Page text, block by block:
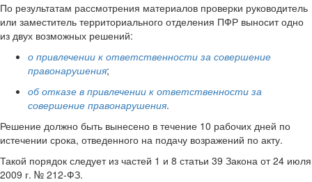
По результатам рассмотрения материалов проверки руководитель
или заместитель территориального отделения ПФР выносит одно
из двух возможных решений:
о привлечении к ответственности за совершение
правонарушения;
об отказе в привлечении к ответственности за
совершение правонарушения.
Решение должно быть вынесено в течение 10 рабочих дней по
истечении срока, отведенного на подачу возражений по акту.
Такой порядок следует из частей 1 и 8 статьи 39 Закона от 24 июля
2009 г. № 212-ФЗ.